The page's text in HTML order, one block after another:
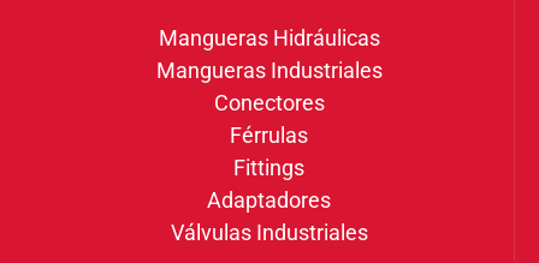
Mangueras Hidráulicas
Mangueras Industriales
Conectores
Férrulas
Fittings
Adaptadores
Válvulas Industriales